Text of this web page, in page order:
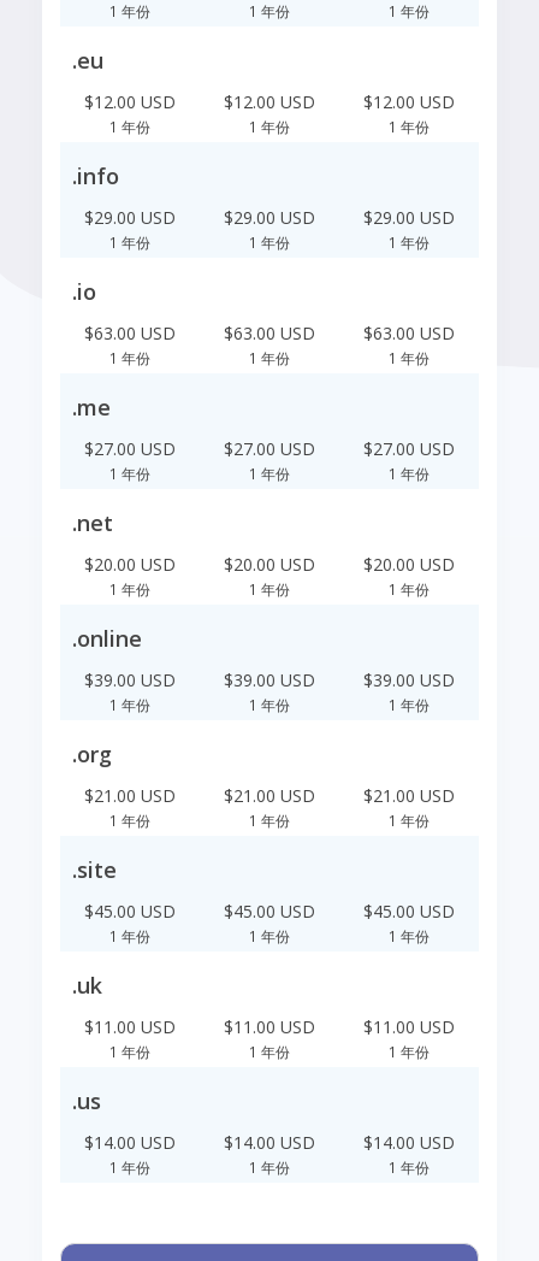
1 年份 1 年份 1 年份
.eu
$12.00 USD
1 年份
$12.00 USD
1 年份
$12.00 USD
1 年份
.info
$29.00 USD
1 年份
$29.00 USD
1 年份
$29.00 USD
1 年份
.io
$63.00 USD
1 年份
$63.00 USD
1 年份
$63.00 USD
1 年份
.me
$27.00 USD
1 年份
$27.00 USD
1 年份
$27.00 USD
1 年份
.net
$20.00 USD
1 年份
$20.00 USD
1 年份
$20.00 USD
1 年份
.online
$39.00 USD
1 年份
$39.00 USD
1 年份
$39.00 USD
1 年份
.org
$21.00 USD
1 年份
$21.00 USD
1 年份
$21.00 USD
1 年份
.site
$45.00 USD
1 年份
$45.00 USD
1 年份
$45.00 USD
1 年份
.uk
$11.00 USD
1 年份
$11.00 USD
1 年份
$11.00 USD
1 年份
.us
$14.00 USD
1 年份
$14.00 USD
1 年份
$14.00 USD
1 年份